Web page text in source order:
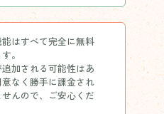
はすべて完全に無料
加される可能性はあ
なく勝手に課金され
んので、ご安心くだ